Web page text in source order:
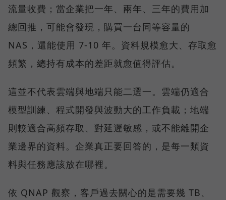
流量收費；當企業把一年、兩年、三年的費用加
總回推，可能會發現，購買一台同等容量的
NAS，還能使用 7-10 年。資料規模愈大、存取愈
頻繁，總持有成本的差距就愈值得評估。
這並不代表雲端與地端只能二選一。雲端仍適合
模型訓練、程式開發與波動大的工作負載；地端
則較適合高頻存取、對延遲敏感，或不能離開企
業邊界的資料。企業真正要回答的，是每一類資
料與任務應該放在哪裡。
依 QNAP 觀察，客戶過去關心的是需要幾 TB、